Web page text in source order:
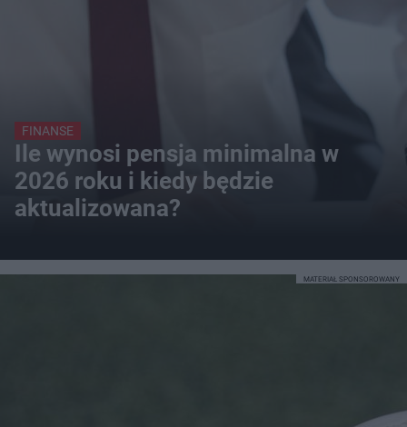
FINANSE
Ile wynosi pensja minimalna w
2026 roku i kiedy będzie
aktualizowana?
MATERIAŁ SPONSOROWANY